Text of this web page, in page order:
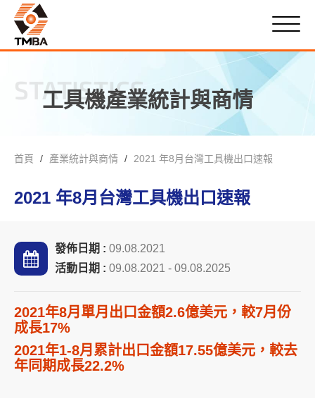
STATISTICS
工具機產業統計與商情
首頁 產業統計與商情 2021 年8月台灣工具機出口速報
2021 年8月台灣工具機出口速報
發佈日期 : 09.08.2021
活動日期 : 09.08.2021 - 09.08.2025
2021年8月單月出口金額2.6億美元，較7月份
成長17%
2021年1-8月累計出口金額17.55億美元，較去
年同期成長22.2%